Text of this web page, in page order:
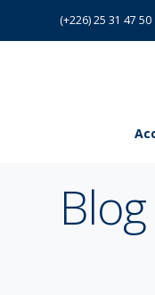
(+226) 25 31 47 50
Blog